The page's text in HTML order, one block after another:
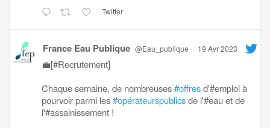
Twitter
France Eau Publique @Eau_publique · 19 Avr 2023
💼[#Recrutement]
Chaque semaine, de nombreuses#offresd'#emploi à
pourvoir parmi les#opérateurspublicsde l'#eau et de
l'#assainissement !